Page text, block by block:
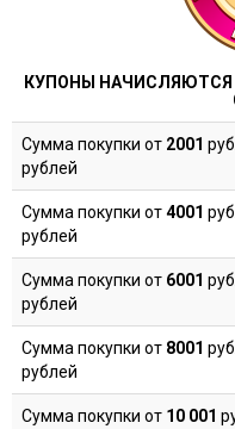
КУПОНЫ НАЧИСЛЯЮТСЯ
Сумма покупки от 2001
рублей
Сумма покупки от4001
рублей
Сумма покупки от 6001
рублей
Сумма покупки от 8001
рублей
Сумма покупки от 10 001